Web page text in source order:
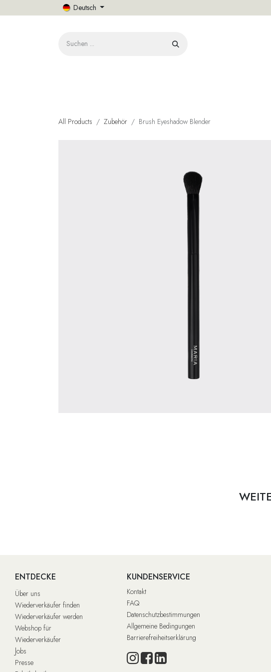
Deutsch
All Products Zubehör Brush Eyeshadow Blender
ENTDECKE
Über uns
Wiederverkäufer finden
Wiederverkäufer werden
Webshop für
Wiederverkäufer
Jobs
Presse
KUNDENSERVICE
Kontakt
FAQ
Datenschutzbestimmungen
Allgemeine Bedingungen
Barrierefreiheitserklärung